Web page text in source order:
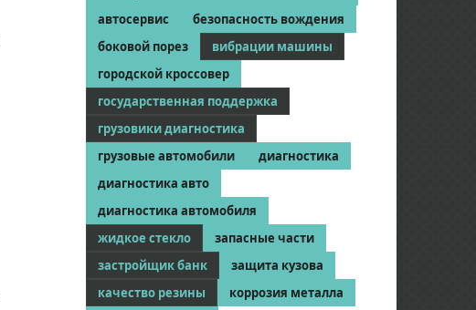
автосервис
безопасность вождения
боковой порез
вибрации машины
городской кроссовер
государственная поддержка
грузовики диагностика
грузовые автомобили
диагностика
диагностика авто
диагностика автомобиля
жидкое стекло
запасные части
застройщик банк
защита кузова
качество резины
коррозия металла